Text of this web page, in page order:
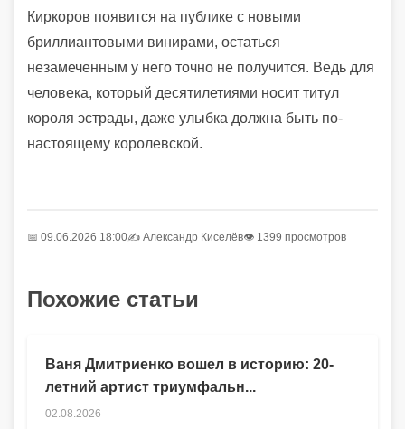
Киркоров появится на публике с новыми
бриллиантовыми винирами, остаться
незамеченным у него точно не получится. Ведь для
человека, который десятилетиями носит титул
короля эстрады, даже улыбка должна быть по-
настоящему королевской.
📅 09.06.2026 18:00✍️ Александр Киселёв👁 1399 просмотров
Похожие статьи
Ваня Дмитриенко вошел в историю: 20-
летний артист триумфальн...
02.08.2026